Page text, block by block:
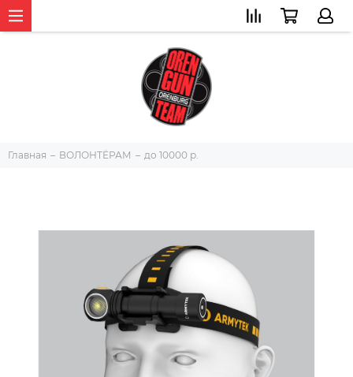
Главная ВОЛОНТЁРАМ до 10000 р.